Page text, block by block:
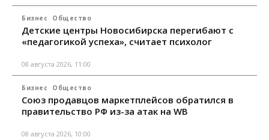
Бизнес Общество
Детские центры Новосибирска перегибают с
«педагогикой успеха», считает психолог
08 августа 2026, 11:00
Бизнес Общество
Союз продавцов маркетплейсов обратился в
правительство РФ из-за атак на WB
08 августа 2026, 10:00